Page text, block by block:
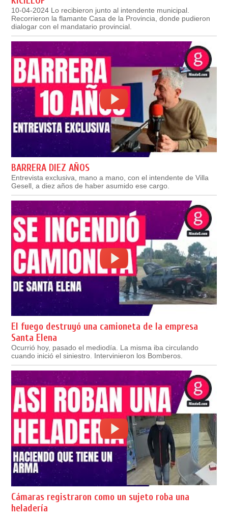
10-04-2024 Lo recibieron junto al intendente municipal.
Recorrieron la flamante Casa de la Provincia, donde pudieron
dialogar con el mandatario provincial.
BARRERA DIEZ AÑOS
Entrevista exclusiva, mano a mano, con el intendente de Villa
Gesell, a diez años de haber asumido ese cargo.
El fuego destruyó una camioneta de la empresa
Santa Elena
Ocurrió hoy, pasado el mediodía. La misma iba circulando
cuando inició el siniestro. Intervinieron los Bomberos.
Cámaras registraron como un sujeto roba una
heladería